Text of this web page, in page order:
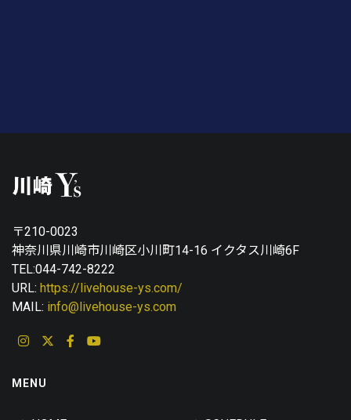
〒210-0023
神奈川県川崎市川崎区小川町14-16 イクタス川崎6F
TEL:044-742-8222
URL: https://livehouse-ys.com/
MAIL: info@livehouse-ys.com
MENU